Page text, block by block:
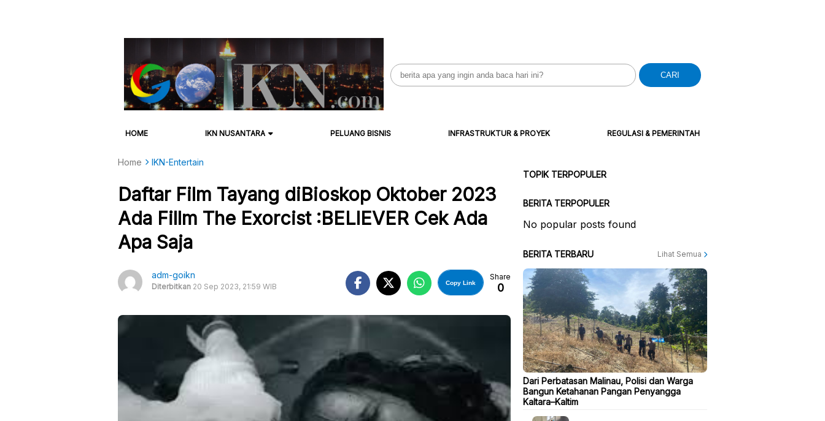
Search
for:
CARI
HOME IKN NUSANTARA PELUANG BISNIS INFRASTRUKTUR & PROYEK REGULASI & PEMERINTAH
Home IKN-Entertain
Daftar Film Tayang diBioskop Oktober 2023
Ada Fillm The Exorcist :BELIEVER Cek Ada
Apa Saja
adm-goikn
Diterbitkan 20 Sep 2023, 21:59 WIB Copy Link
Share
0
TOPIK TERPOPULER
BERITA TERPOPULER
No popular posts found
BERITA TERBARU Lihat Semua
Dari Perbatasan Malinau, Polisi dan Warga
Bangun Ketahanan Pangan Penyangga
Kaltara–Kaltim